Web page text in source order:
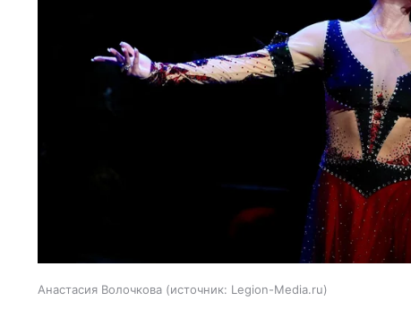
Анастасия Волочкова источник: Legion-Media.ru